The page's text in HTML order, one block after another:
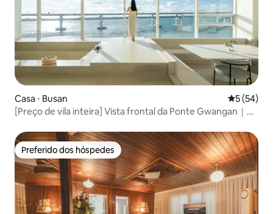
Casa ⋅ Busan 5 de uma
5 (54)
[Preço de vila inteira] Vista frontal da Ponte Gwangan｜
jacuzzi privativo e vista noturna fantástica
Preferido dos hóspedes
Preferido dos hóspedes